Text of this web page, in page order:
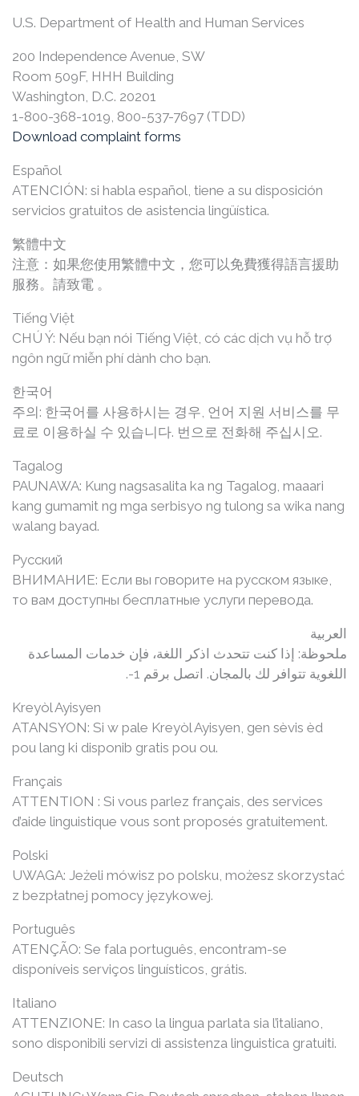
U.S. Department of Health and Human Services
200 Independence Avenue, SW
Room 509F, HHH Building
Washington, D.C. 20201
1-800-368-1019, 800-537-7697 (TDD)
Download complaint forms
Español
ATENCIÓN: si habla español, tiene a su disposición
servicios gratuitos de asistencia lingüística.
繁體中文
注意：如果您使用繁體中文，您可以免費獲得語言援助
服務。請致電 。
Tiếng Việt
CHÚ Ý: Nếu bạn nói Tiếng Việt, có các dịch vụ hỗ trợ
ngôn ngữ miễn phí dành cho bạn.
한국어
주의: 한국어를 사용하시는 경우, 언어 지원 서비스를 무
료로 이용하실 수 있습니다. 번으로 전화해 주십시오.
Tagalog
PAUNAWA: Kung nagsasalita ka ng Tagalog, maaari
kang gumamit ng mga serbisyo ng tulong sa wika nang
walang bayad.
Русский
ВНИМАНИЕ: Если вы говорите на русском языке,
то вам доступны бесплатные услуги перевода.
العربية
ملحوظة: إذا كنت تتحدث اذكر اللغة، فإن خدمات المساعدة
اللغوية تتوافر لك بالمجان. اتصل برقم 1-.
Kreyòl Ayisyen
ATANSYON: Si w pale Kreyòl Ayisyen, gen sèvis èd
pou lang ki disponib gratis pou ou.
Français
ATTENTION : Si vous parlez français, des services
d’aide linguistique vous sont proposés gratuitement.
Polski
UWAGA: Jeżeli mówisz po polsku, możesz skorzystać
z bezpłatnej pomocy językowej.
Português
ATENÇÃO: Se fala português, encontram-se
disponíveis serviços linguísticos, grátis.
Italiano
ATTENZIONE: In caso la lingua parlata sia l’italiano,
sono disponibili servizi di assistenza linguistica gratuiti.
Deutsch